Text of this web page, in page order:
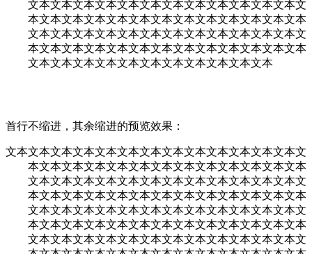
文本文本文本文本文本文本文本文本文本文本文本文本文
本文本文本文本文本文本文本文本文本文本文本文本文本
文本文本文本文本文本文本文本文本文本文本文本文本文
本文本文本文本文本文本文本文本文本文本文本文本文本
文本文本文本文本文本文本文本文本文本文本文本
首行不缩进，其余缩进的预览效果：
文本文本文本文本文本文本文本文本文本文本文本文本文本文
本文本文本文本文本文本文本文本文本文本文本文本文本
文本文本文本文本文本文本文本文本文本文本文本文本文
本文本文本文本文本文本文本文本文本文本文本文本文本
文本文本文本文本文本文本文本文本文本文本文本文本文
本文本文本文本文本文本文本文本文本文本文本文本文本
文本文本文本文本文本文本文本文本文本文本文本文本文